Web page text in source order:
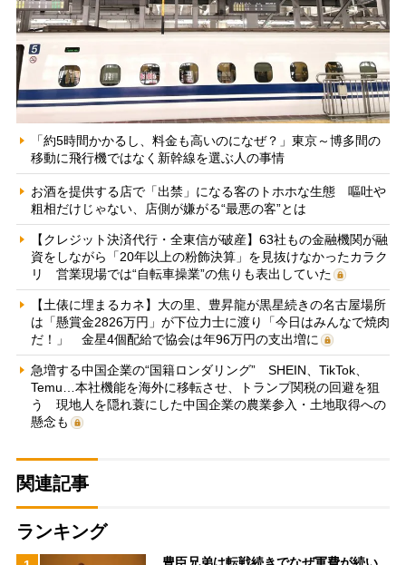
「約5時間かかるし、料金も高いのになぜ？」東京～博多間の
移動に飛行機ではなく新幹線を選ぶ人の事情
お酒を提供する店で「出禁」になる客のトホホな生態 嘔吐や
粗相だけじゃない、店側が嫌がる“最悪の客”とは
【クレジット決済代行・全東信が破産】63社もの金融機関が融
資をしながら「20年以上の粉飾決算」を見抜けなかったカラク
リ 営業現場では“自転車操業”の焦りも表出していた
【土俵に埋まるカネ】大の里、豊昇龍が黒星続きの名古屋場所
は「懸賞金2826万円」が下位力士に渡り「今日はみんなで焼肉
だ！」 金星4個配給で協会は年96万円の支出増に
急増する中国企業の“国籍ロンダリング” SHEIN、TikTok、
Temu…本社機能を海外に移転させ、トランプ関税の回避を狙
う 現地人を隠れ蓑にした中国企業の農業参入・土地取得への
懸念も
関連記事
ランキング
豊臣兄弟は転戦続きでなぜ軍費が続い